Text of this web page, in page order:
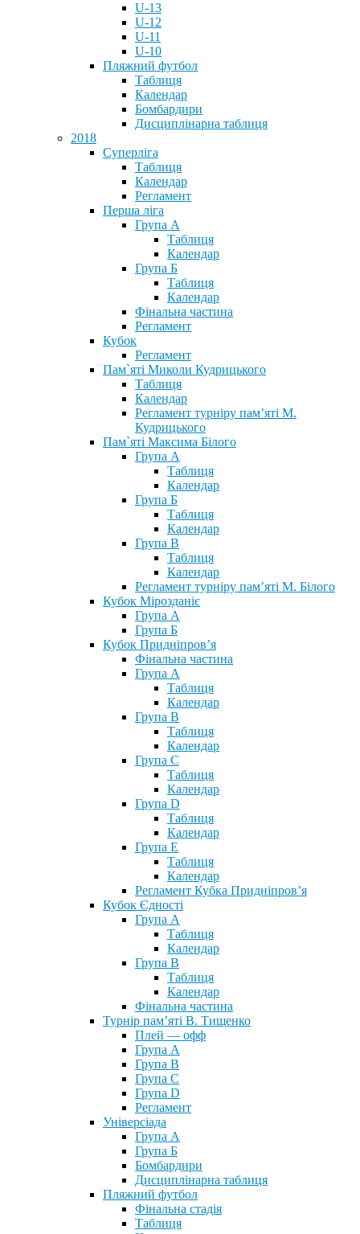
U-13
U-12
U-11
U-10
Пляжний футбол
Таблиця
Календар
Бомбардири
Дисциплінарна таблиця
2018
Суперліга
Таблиця
Календар
Регламент
Перша ліга
Група А
Таблиця
Календар
Група Б
Таблиця
Календар
Фінальна частина
Регламент
Кубок
Регламент
Пам`яті Миколи Кудрицького
Таблиця
Календар
Регламент турніру пам’яті М.
Кудрицького
Пам`яті Максима Білого
Група А
Таблиця
Календар
Група Б
Таблиця
Календар
Група В
Таблиця
Календар
Регламент турніру пам’яті М. Білого
Кубок Мірозданіє
Група А
Група Б
Кубок Придніпров’я
Фінальна частина
Група А
Таблиця
Календар
Група В
Таблиця
Календар
Група С
Таблиця
Календар
Група D
Таблиця
Календар
Група Е
Таблиця
Календар
Регламент Кубка Придніпров’я
Кубок Єдності
Група А
Таблиця
Календар
Група В
Таблиця
Календар
Фінальна частина
Турнір пам’яті В. Тищенко
Плей — офф
Група А
Група B
Група С
Група D
Регламент
Універсіада
Група А
Група Б
Бомбардири
Дисциплінарна таблиця
Пляжний футбол
Фінальна стадія
Таблиця